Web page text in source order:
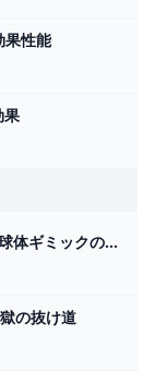
果性能
果
ギカクンの祠の行き方と宝箱｜球体ギミックの解説
の抜け道